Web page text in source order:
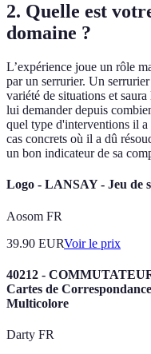
2. Quelle est
domaine ?
L’expérience joue un rôle
par un serrurier. Un
variété de situations et
lui demander depuis
quel type d'interventions il a
cas concrets où il a dû
un bon indicateur de sa
Logo - LANSAY - Jeu de
Aosom FR
39.90 EURVoir le prix
40212 -
Cartes de
Multicolore
Darty FR